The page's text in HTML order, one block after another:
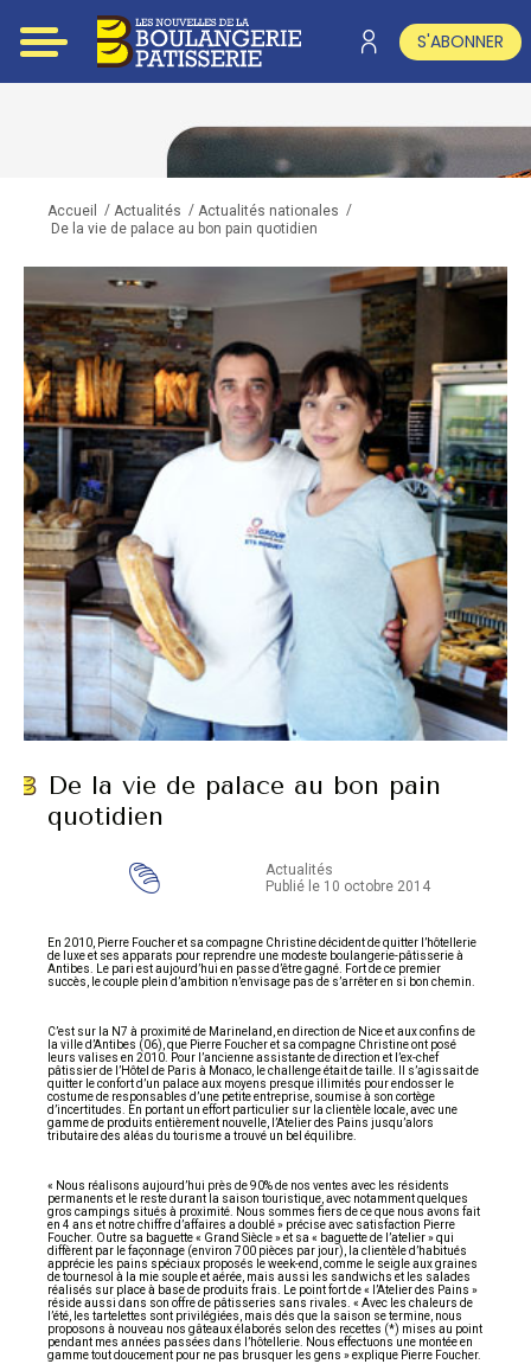
S'ABONNER
Accueil / Actualités / Actualités nationales /
De la vie de palace au bon pain quotidien
De la vie de palace au bon pain
quotidien
Actualités
Publié le 10 octobre 2014
En 2010, Pierre Foucher et sa compagne Christine décident de quitter l’hôtellerie
de luxe et ses apparats pour reprendre une modeste boulangerie-pâtisserie à
Antibes. Le pari est aujourd’hui en passe d’être gagné. Fort de ce premier
succès, le couple plein d’ambition n’envisage pas de s’arrêter en si bon chemin.
C’est sur la N7 à proximité de Marineland, en direction de Nice et aux confins de
la ville d’Antibes (06), que Pierre Foucher et sa compagne Christine ont posé
leurs valises en 2010. Pour l’ancienne assistante de direction et l’ex-chef
pâtissier de l’Hôtel de Paris à Monaco, le challenge était de taille. Il s’agissait de
quitter le confort d’un palace aux moyens presque illimités pour endosser le
costume de responsables d’une petite entreprise, soumise à son cortège
d’incertitudes. En portant un effort particulier sur la clientèle locale, avec une
gamme de produits entièrement nouvelle, l’Atelier des Pains jusqu’alors
tributaire des aléas du tourisme a trouvé un bel équilibre.
« Nous réalisons aujourd’hui près de 90% de nos ventes avec les résidents
permanents et le reste durant la saison touristique, avec notamment quelques
gros campings situés à proximité. Nous sommes fiers de ce que nous avons fait
en 4 ans et notre chiffre d’affaires a doublé » précise avec satisfaction Pierre
Foucher. Outre sa baguette « Grand Siècle » et sa « baguette de l’atelier » qui
diffèrent par le façonnage (environ 700 pièces par jour), la clientèle d’habitués
apprécie les pains spéciaux proposés le week-end, comme le seigle aux graines
de tournesol à la mie souple et aérée, mais aussi les sandwichs et les salades
réalisés sur place à base de produits frais. Le point fort de « l’Atelier des Pains »
réside aussi dans son offre de pâtisseries sans rivales. « Avec les chaleurs de
l’été, les tartelettes sont privilégiées, mais dés que la saison se termine, nous
proposons à nouveau nos gâteaux élaborés selon des recettes (*) mises au point
pendant mes années passées dans l’hôtellerie. Nous effectuons une montée en
gamme tout doucement pour ne pas brusquer les gens » explique Pierre Foucher.